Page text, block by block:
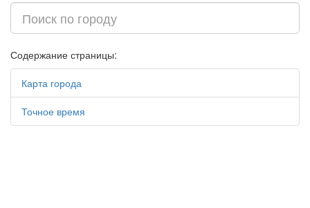
Содержание страницы:
Карта города
Точное время